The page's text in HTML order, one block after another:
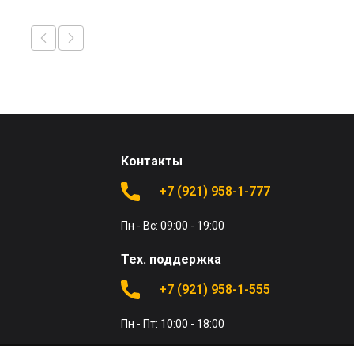
Контакты
+7 (921) 958-1-777
Пн - Вс: 09:00 - 19:00
Тех. поддержка
+7 (921) 958-1-555
Пн - Пт: 10:00 - 18:00